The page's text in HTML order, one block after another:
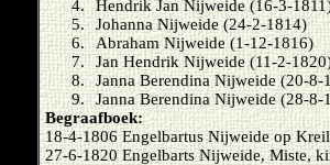
4.
Hendrik Jan Nijweide (16-3-
5.
Johanna Nijweide (24-2-1814)
6.
Abraham Nijweide (1-12-1816)
7.
Jan Hendrik Nijweide (11-2-
8.
Janna Berendina Nijweide (20-
9.
Janna Berendina Nijweide (28-
Begraafboek:
18-4-1806 Engelbartus Nijweide op
27-6-1820 Engelbarts Nijweide, Miste,